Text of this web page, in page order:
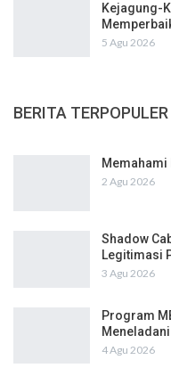
Kejagung-
5 Agu 2026
BERITA TERPOPULER
Memahami
2 Agu 2026
Shadow
Legitimasi
3 Agu 2026
Program
4 Agu 2026